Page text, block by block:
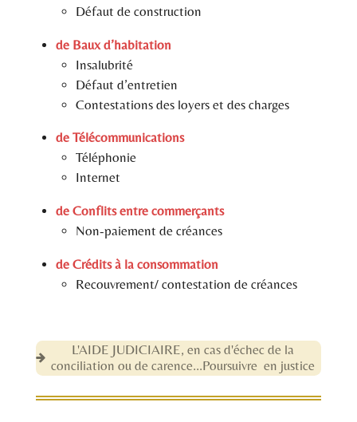
Défaut de construction
de Baux d’habitation
Insalubrité
Défaut d’entretien
Contestations des loyers et des charges
de Télécommunications
Téléphonie
Internet
de Conflits entre commerçants
Non-paiement de créances
de Crédits à la consommation
Recouvrement/ contestation de créances
L'AIDE JUDICIAIRE, en cas d'échec de la
conciliation ou de carence...Poursuivre en justice